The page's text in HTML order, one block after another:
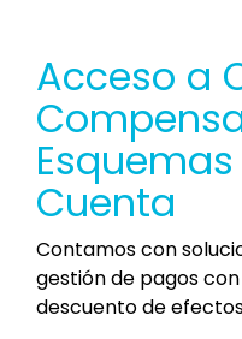
Acceso a
Cuenta
Contamos con
gestión de pagos
descuento de